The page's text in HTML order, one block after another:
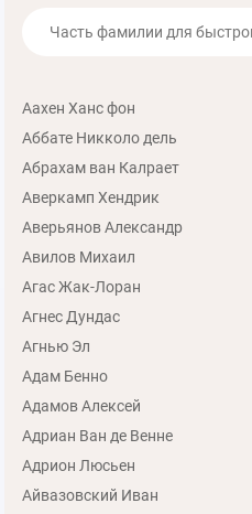
Аахен Ханс фон
Аббате Никколо дель
Абрахам ван Калрает
Аверкамп Хендрик
Аверьянов Александр
Авилов Михаил
Агас Жак-Лоран
Агнес Дундас
Агнью Эл
Адам Бенно
Адамов Алексей
Адриан Ван де Венне
Адрион Люсьен
Айвазовский Иван